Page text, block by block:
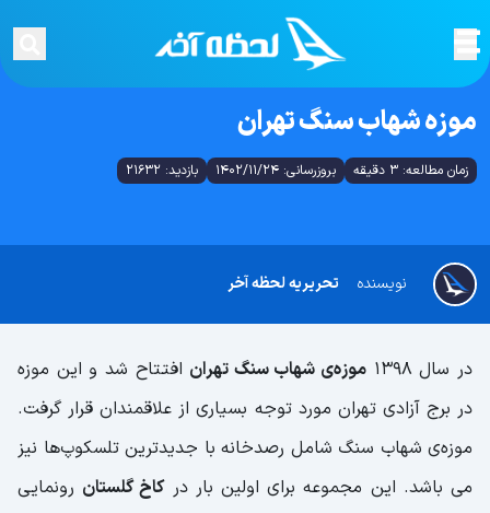
موزه شهاب سنگ تهران
زمان مطالعه: 3 دقیقه بروزرسانی: 1402/11/24 بازدید: 21632
تحریریه لحظه آخر نویسنده
در سال ۱۳۹۸ موزه‌ی شهاب سنگ تهران افتتاح شد و این موزه
در برج آزادی تهران مورد توجه بسیاری از علاقمندان قرار گرفت.
موزه‌ی شهاب سنگ شامل رصدخانه با جدیدترین تلسکوپ‌ها نیز
می باشد. این مجموعه برای اولین بار درکاخ گلستان رونمایی